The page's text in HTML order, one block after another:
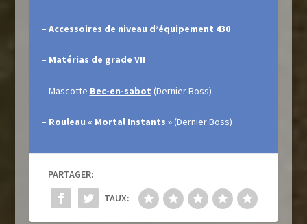
– Accessoires de niveau d’équipement 430
– Matérias de grade VII
– Mascotte Bec-en-sabot (Dernier Boss)
– Rouleau « Mortal Instants »(Dernier Boss)
PARTAGER:
TAUX: